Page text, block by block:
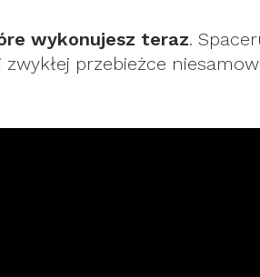
wykonujesz teraz.
przebieżce